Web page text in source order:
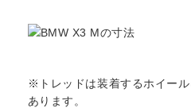
※トレッドは装着するホイー
あります。